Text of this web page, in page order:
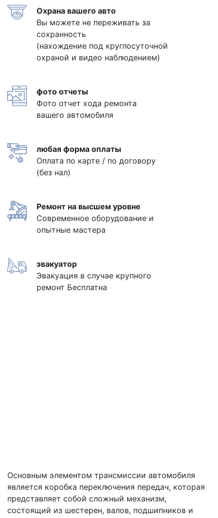
Охрана вашего авто
Вы можете не переживать за
сохранность
(нахождение под круглосуточной
охраной и видео наблюдением)
фото отчеты
Фото отчет хода ремонта
вашего автомобиля
любая форма оплаты
Оплата по карте / по договору
(без нал)
Ремонт на высшем уровне
Современное оборудование и
опытные мастера
эвакуатор
Эвакуация в случае крупного
ремонт Бесплатна
Основным элементом трансмиссии автомобиля
является коробка переключения передач, которая
представляет собой сложный механизм,
состоящий из шестерен, валов, подшипников и